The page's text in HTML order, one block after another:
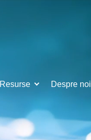
Resurse Despre noi